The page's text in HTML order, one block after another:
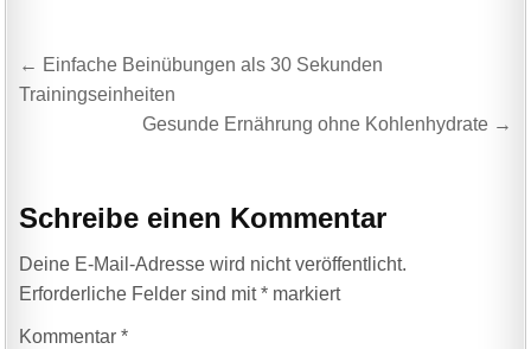
Beitragsnavigation
← Einfache Beinübungen als 30 Sekunden
Trainingseinheiten
Gesunde Ernährung ohne Kohlenhydrate →
Schreibe einen Kommentar
Deine E-Mail-Adresse wird nicht veröffentlicht.
Erforderliche Felder sind mit* markiert
Kommentar*